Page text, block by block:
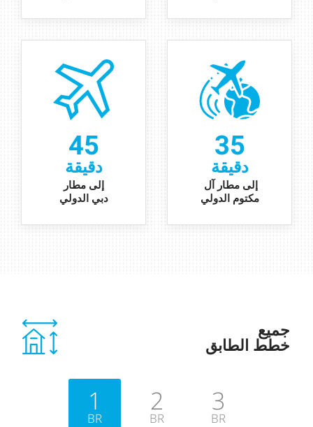
45
دقيقة
إلى مطار
دبي الدولي
35
دقيقة
إلى مطار آل
مكتوم الدولي
جميع
خطط الطابق
1
BR
2
BR
3
BR